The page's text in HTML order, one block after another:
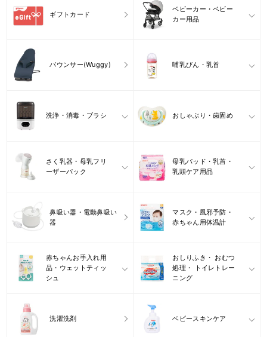
ギフトカード
ベビーカー・ベビー
カー用品
バウンサー(Wuggy) 哺乳びん・乳首
洗浄・消毒・ブラシ おしゃぶり・歯固め
さく乳器・母乳フリ
ーザーパック
母乳パッド・乳首・
乳頭ケア用品
鼻吸い器・電動鼻吸い
器
マスク・風邪予防・
赤ちゃん用体温計
赤ちゃんお手入れ用
品・ウェットティッ
シュ
おしりふき・ おむつ
処理・ トイレトレー
ニング
洗濯洗剤 ベビースキンケア